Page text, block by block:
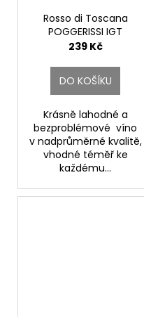
Rosso di Toscana
POGGERISSI IGT
Fattoria di Basciano
239 Kč
DO KOŠÍKU
Krásně lahodné a
bezproblémové víno
v nadprůměrné kvalitě,
vhodné téměř ke
každému...